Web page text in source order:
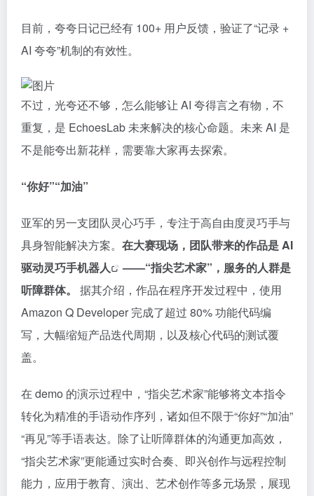
目前，夸夸日记已经有 100+ 用户反馈，验证了“记录 +
AI 夸夸”机制的有效性。
不过，光夸还不够，怎么能够让 AI 夸得言之有物，不
重复，是 EchoesLab 未来解决的核心命题。未来 AI 是
不是能夸出新花样，需要靠大家再去探索。
“你好”“加油”
亚军的另一支团队灵心巧手，专注于高自由度灵巧手与
具身智能解决方案。 在大赛现场，团队带来的作品是 AI
驱动灵巧手机器人
——“指尖艺术家”，服务的人群是
听障群体。
据其介绍，作品在程序开发过程中，使用
Amazon Q Developer 完成了超过 80% 功能代码编
写，大幅缩短产品迭代周期，以及核心代码的测试覆
盖。
在 demo 的演示过程中，“指尖艺术家”能够将文本指令
转化为精准的手语动作序列，诸如但不限于“你好”“加油”
“再见”等手语表达。除了让听障群体的沟通更加高效，
“指尖艺术家”更能通过实时合奏、即兴创作与远程控制
能力，应用于教育、演出、艺术创作等多元场景，展现